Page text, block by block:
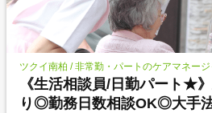
ツクイ南柏 / 非常勤・パートのケアマネー
《生活相談員/日勤パート★
り◎勤務日数相談OK◎大手